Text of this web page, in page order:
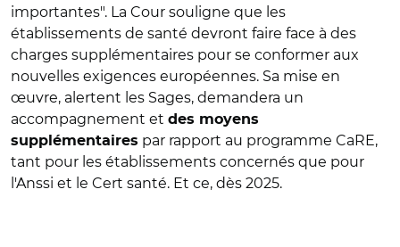
importantes". La Cour souligne que les
établissements de santé devront faire face à des
charges supplémentaires pour se conformer aux
nouvelles exigences européennes. Sa mise en
œuvre, alertent les Sages, demandera un
accompagnement et des moyens
supplémentaires par rapport au programme CaRE,
tant pour les établissements concernés que pour
l'Anssi et le Cert santé. Et ce, dès 2025.